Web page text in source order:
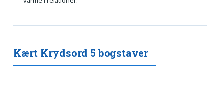
Kært Krydsord 5 bogstaver